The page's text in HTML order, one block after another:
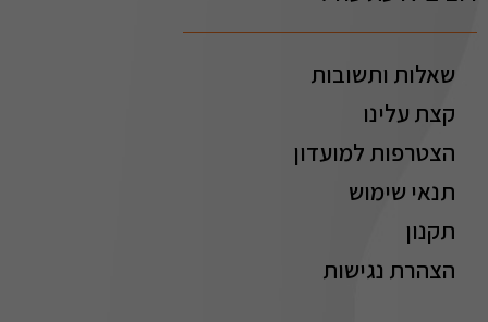
שאלות ותשובות
קצת עלינו
הצטרפות למועדון
תנאי שימוש
תקנון
הצהרת נגישות